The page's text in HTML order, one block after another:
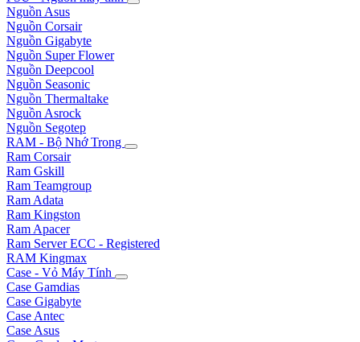
Nguồn Asus
Nguồn Corsair
Nguồn Gigabyte
Nguồn Super Flower
Nguồn Deepcool
Nguồn Seasonic
Nguồn Thermaltake
Nguồn Asrock
Nguồn Segotep
RAM - Bộ Nhớ Trong
Ram Corsair
Ram Gskill
Ram Teamgroup
Ram Adata
Ram Kingston
Ram Apacer
Ram Server ECC - Registered
RAM Kingmax
Case - Vỏ Máy Tính
Case Gamdias
Case Gigabyte
Case Antec
Case Asus